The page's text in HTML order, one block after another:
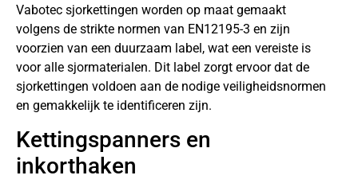
Vabotec sjorkettingen worden op maat gemaakt
volgens de strikte normen van EN12195-3 en zijn
voorzien van een duurzaam label, wat een vereiste is
voor alle sjormaterialen. Dit label zorgt ervoor dat de
sjorkettingen voldoen aan de nodige veiligheidsnormen
en gemakkelijk te identificeren zijn.
Kettingspanners en
inkorthaken